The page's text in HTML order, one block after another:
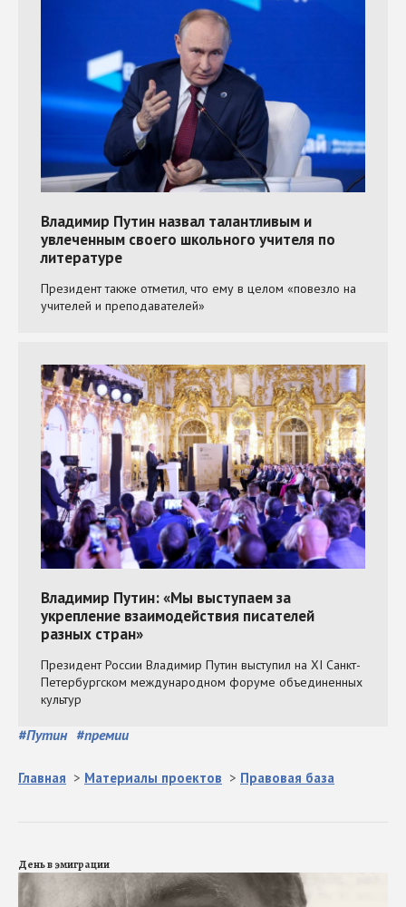
#Путин #премии
Главная > Материалы проектов > Правовая база
День в эмиграции